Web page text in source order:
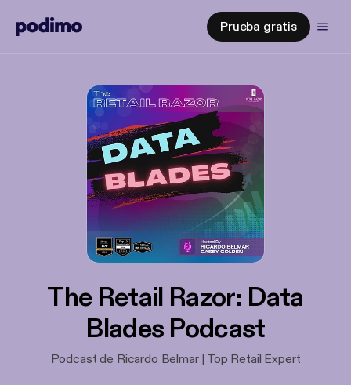
Prueba gratis
The Retail Razor: Data
Blades Podcast
Podcast de Ricardo Belmar | Top Retail Expert